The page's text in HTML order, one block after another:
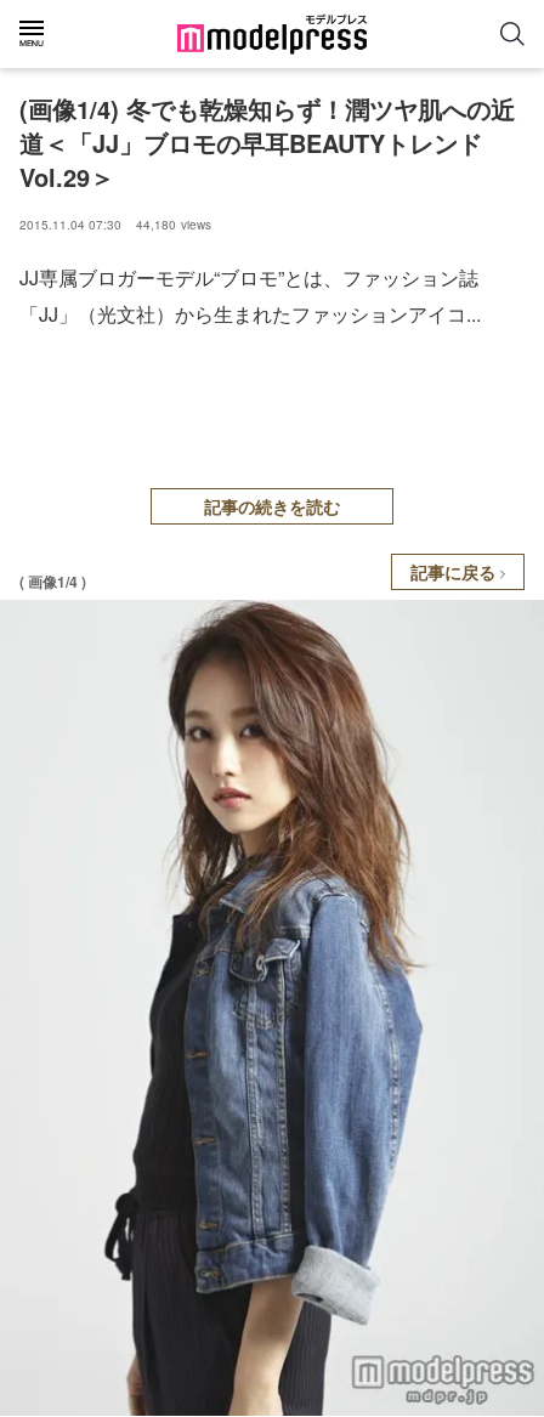
(画像1/4) 冬でも乾燥知らず！潤ツヤ肌への近
道＜「JJ」ブロモの早耳BEAUTYトレンド
Vol.29＞
2015.11.04 07:30 44,180 views
JJ専属ブロガーモデル“ブロモ”とは、ファッション誌
「JJ」（光文社）から生まれたファッションアイコ...
記事の続きを読む
( 画像1/4 ) 記事に戻る